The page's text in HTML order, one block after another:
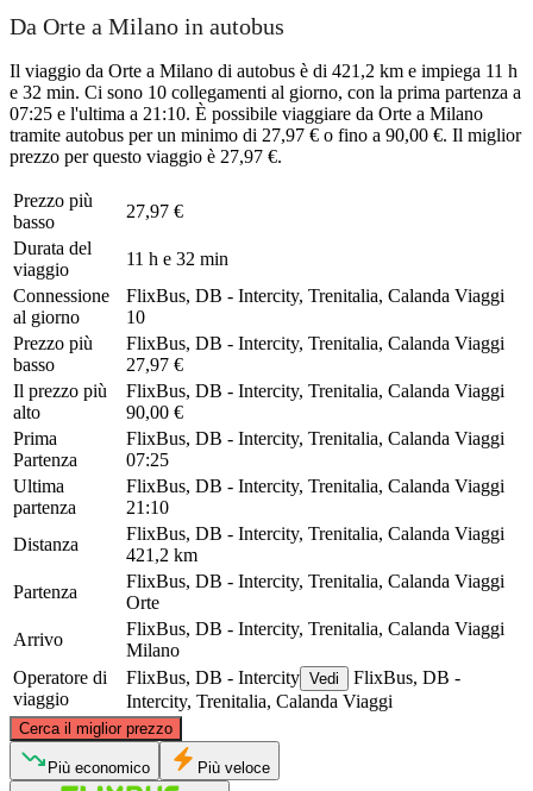
Da Orte a Milano in autobus
Il viaggio da Orte a Milano di autobus è di 421,2 km e impiega 11 h
e 32 min. Ci sono 10 collegamenti al giorno, con la prima partenza a
07:25 e l'ultima a 21:10. È possibile viaggiare da Orte a Milano
tramite autobus per un minimo di 27,97 € o fino a 90,00 €. Il miglior
prezzo per questo viaggio è 27,97 €.
Prezzo più
basso
27,97 €
Durata del
viaggio
11 h e 32 min
Connessione
al giorno
FlixBus, DB - Intercity, Trenitalia, Calanda Viaggi
10
Prezzo più
basso
FlixBus, DB - Intercity, Trenitalia, Calanda Viaggi
27,97 €
Il prezzo più
alto
FlixBus, DB - Intercity, Trenitalia, Calanda Viaggi
90,00 €
Prima
Partenza
FlixBus, DB - Intercity, Trenitalia, Calanda Viaggi
07:25
Ultima
partenza
FlixBus, DB - Intercity, Trenitalia, Calanda Viaggi
21:10
Distanza
FlixBus, DB - Intercity, Trenitalia, Calanda Viaggi
421,2 km
Partenza
FlixBus, DB - Intercity, Trenitalia, Calanda Viaggi
Orte
Arrivo
FlixBus, DB - Intercity, Trenitalia, Calanda Viaggi
Milano
Operatore di
viaggio
FlixBus, DB - Intercity Vedi
FlixBus, DB -
Intercity, Trenitalia, Calanda Viaggi
Cerca il miglior prezzo
Milan
©CARTO, © OpenStreetMap
Più economico Più veloce